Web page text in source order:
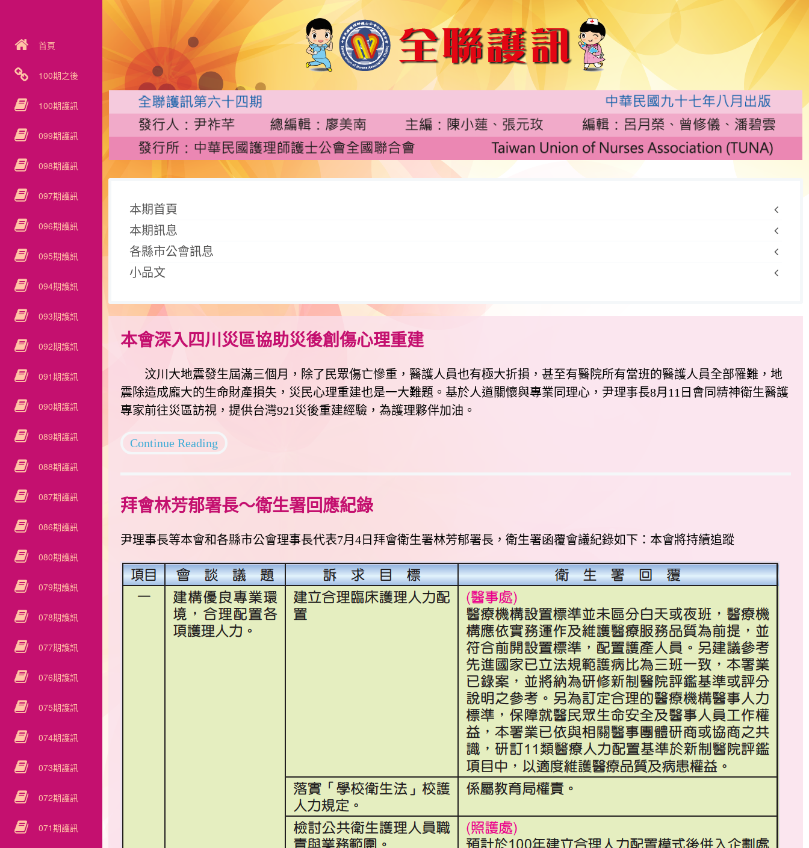
首頁
100期之後
100期護訊
099期護訊
098期護訊
097期護訊
096期護訊
095期護訊
094期護訊
093期護訊
092期護訊
091期護訊
090期護訊
089期護訊
088期護訊
087期護訊
086期護訊
080期護訊
079期護訊
078期護訊
077期護訊
076期護訊
075期護訊
074期護訊
073期護訊
072期護訊
071期護訊
本期首頁
本期訊息
各縣市公會訊息
小品文
本會深入四川災區協助災後創傷心理重建
汶川大地震發生屆滿三個月，除了民眾傷亡慘重，醫護人員也有極大折損，甚至有醫院所有當班的醫護人員全部罹難，地
震除造成龐大的生命財產損失，災民心理重建也是一大難題。基於人道關懷與專業同理心，尹理事長8月11日會同精神衛生醫護
專家前往災區訪視，提供台灣921災後重建經驗，為護理夥伴加油。
Continue Reading
拜會林芳郁署長～衛生署回應紀錄
尹理事長等本會和各縣市公會理事長代表7月4日拜會衛生署林芳郁署長，衛生署函覆會議紀錄如下：本會將持續追蹤